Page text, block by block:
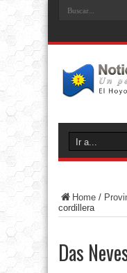
Home /
cordillera
Das